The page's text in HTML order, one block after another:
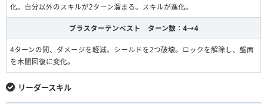
化。自分以外のスキルが2ターン溜まる。スキルが進化。
ブラスターテンペスト ターン数：4→4
4ターンの間、ダメージを軽減。シールドを2つ破壊。ロックを解除し、盤面
を木闇回復に変化。
リーダースキル